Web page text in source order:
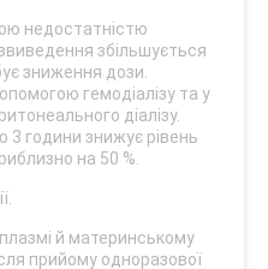
недостатністю
збільшується
зниження дози.
гемодіалізу та у
діалізу.
3 години знижує рівень
на 50 %.
й материнському
прийому одноразової